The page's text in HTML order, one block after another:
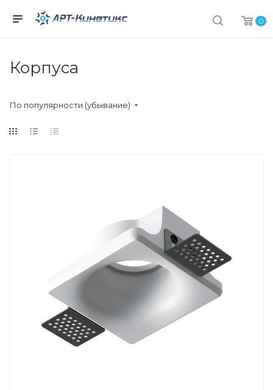
0
Корпуса
По популярности (убывание)